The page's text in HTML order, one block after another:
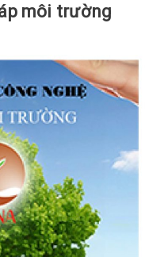
môi trường